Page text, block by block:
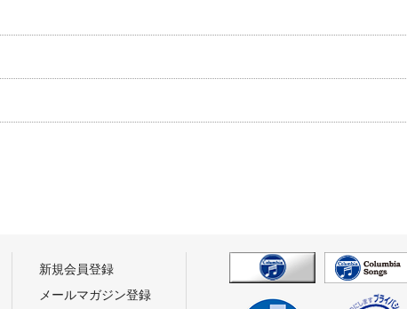
新規会員登録
メールマガジン登録